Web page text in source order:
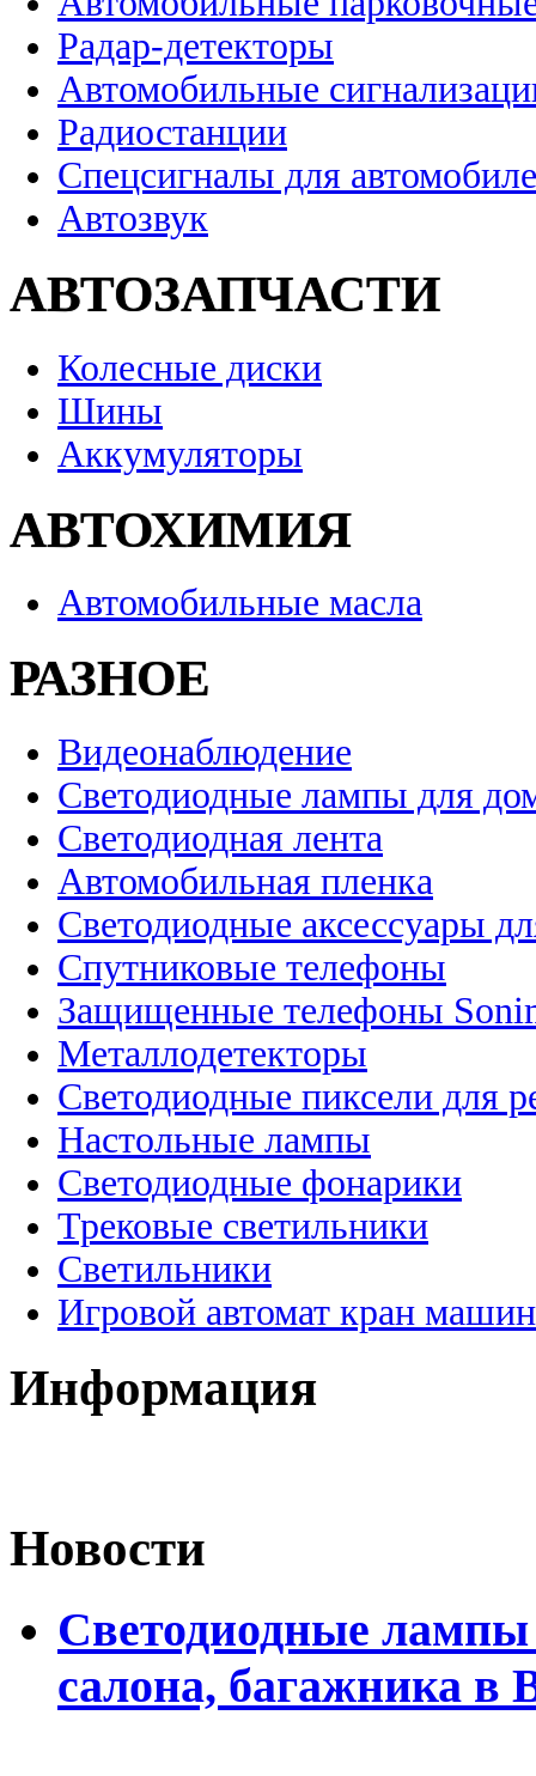
Радар-детекторы
Автомобильные
Радиостанции
Спецсигналы для
Автозвук
АВТОЗАПЧАСТИ
Колесные диски
Шины
Аккумуляторы
АВТОХИМИЯ
Автомобильные масла
РАЗНОЕ
Видеонаблюдение
Светодиодные лампы для
Светодиодная лента
Автомобильная пленка
Светодиодные аксессуары
Спутниковые телефоны
Защищенные телефоны
Металлодетекторы
Светодиодные пиксели для
Настольные лампы
Светодиодные фонарики
Трековые светильники
Светильники
Игровой автомат кран
Информация
Новости
Светодиодные лампы
салона, багажника в